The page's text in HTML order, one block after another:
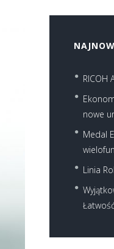
Next item
RICOH
nowe
Medal
Linia